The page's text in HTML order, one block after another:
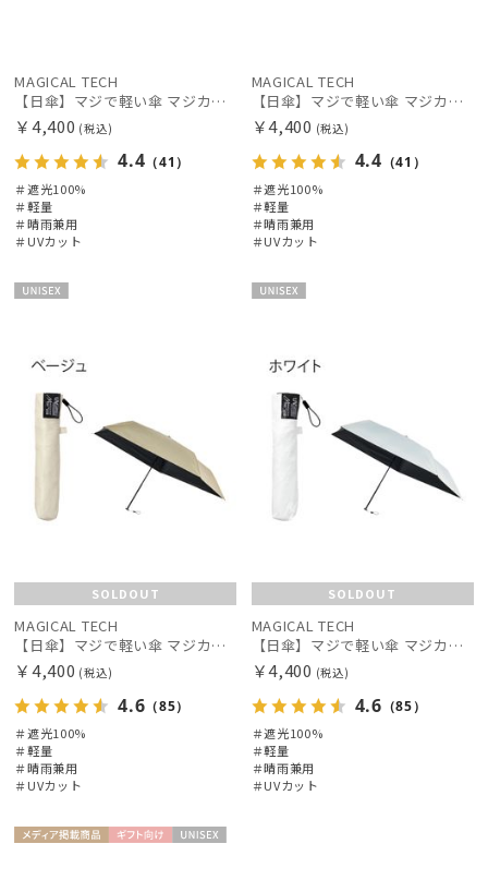
MAGICAL TECH
【日傘】マジで軽い傘 マジカルテックプロテクション(MAGICAL TECH PROTECTION)5flat 晴雨兼用傘折りたたみ日傘 一級遮光100% UV 軽量 コンパクト持ち運びに便利 人気
￥4,400 (税込)
4.4 （41）
＃遮光100%
＃軽量
＃晴雨兼用
＃UVカット
MAGICAL TECH
【日傘】マジで軽い傘 マジカルテックプロテクション(MAGICAL TECH PROTECTION)5flat 晴雨兼用傘折りたたみ日傘 一級遮光100% UV 軽量 コンパクト持ち運びに便利 人気
￥4,400 (税込)
4.4 （41）
＃遮光100%
＃軽量
＃晴雨兼用
＃UVカット
SOLDOUT
MAGICAL TECH
【日傘】マジで軽い傘 マジカルテックプロテクション(MAGICAL TECH PROTECTION)50cm 晴雨兼用傘折りたたみ日傘 一級遮光100% UV 軽量 人気 レディース メンズ
￥4,400 (税込)
4.6 （85）
＃遮光100%
＃軽量
＃晴雨兼用
＃UVカット
SOLDOUT
MAGICAL TECH
【日傘】マジで軽い傘 マジカルテックプロテクション(MAGICAL TECH PROTECTION)50cm 晴雨兼用傘折りたたみ日傘 一級遮光100% UV 軽量 人気 レディース メンズ
￥4,400 (税込)
4.6 （85）
＃遮光100%
＃軽量
＃晴雨兼用
＃UVカット